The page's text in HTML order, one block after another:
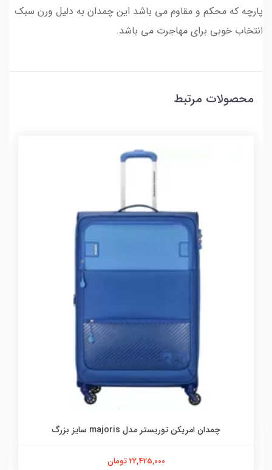
پارچه که محکم و مقاوم می باشد این چمدان به دلیل ورن سبک
انتخاب خوبی برای مهاجرت می باشد.
محصولات مرتبط
چمدان امریکن توریستر مدل majoris سایز بزرگ
22,425,000 تومان